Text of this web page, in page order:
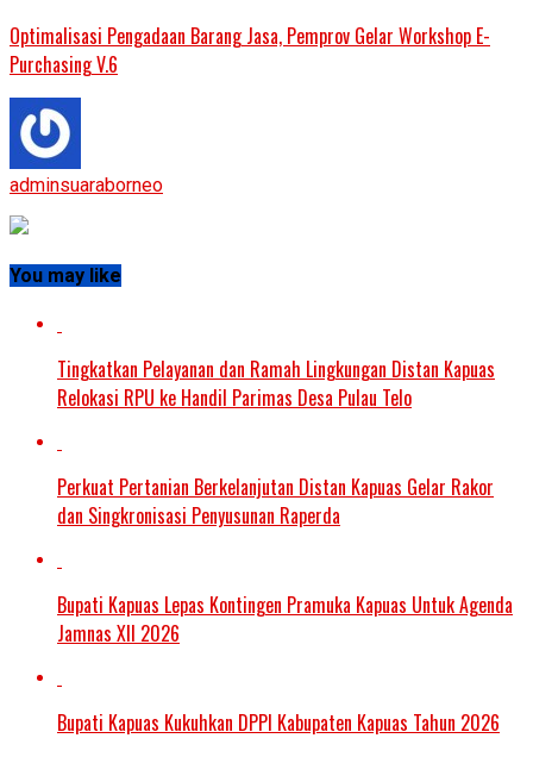
Optimalisasi Pengadaan Barang Jasa, Pemprov Gelar Workshop E-
Purchasing V.6
adminsuaraborneo
You may like
Tingkatkan Pelayanan dan Ramah Lingkungan Distan Kapuas
Relokasi RPU ke Handil Parimas Desa Pulau Telo
Perkuat Pertanian Berkelanjutan Distan Kapuas Gelar Rakor
dan Singkronisasi Penyusunan Raperda
Bupati Kapuas Lepas Kontingen Pramuka Kapuas Untuk Agenda
Jamnas XII 2026
Bupati Kapuas Kukuhkan DPPI Kabupaten Kapuas Tahun 2026